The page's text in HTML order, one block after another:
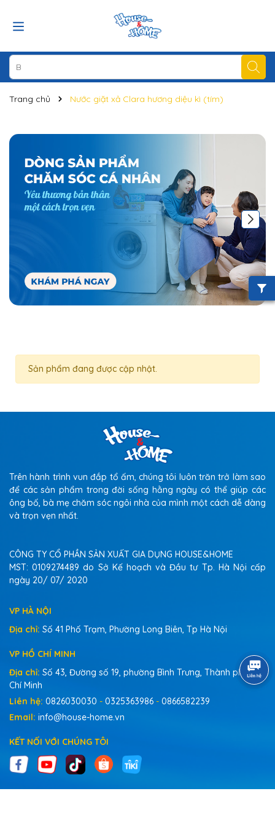
Trang chủ Nước giặt xả Clara hương diệu kì (tím)
Sản phẩm đang được cập nhật.
Trên hành trình vun đắp tổ ấm, chúng tôi luôn trăn trở làm sao
để các sản phẩm trong đời sống hằng ngày có thể giúp các
ông bố, bà mẹ chăm sóc ngôi nhà của mình một cách dễ dàng
và trọn vẹn nhất.
CÔNG TY CỔ PHẦN SẢN XUẤT GIA DỤNG HOUSE&HOME
MST: 0109274489 do Sở Kế hoạch và Đầu tư Tp. Hà Nội cấp
ngày 20/ 07/ 2020
VP HÀ NỘI
Địa chỉ: Số 41 Phố Trạm, Phường Long Biên, Tp Hà Nội
VP HỒ CHÍ MINH
Địa chỉ: Số 43, Đường số 19, phường Bình Trưng, Thành phố Hồ
Chí Minh
Liên hệ: 0826030030 - 0325363986 - 0866582239
Email: info@house-home.vn
KẾT NỐI VỚI CHÚNG TÔI